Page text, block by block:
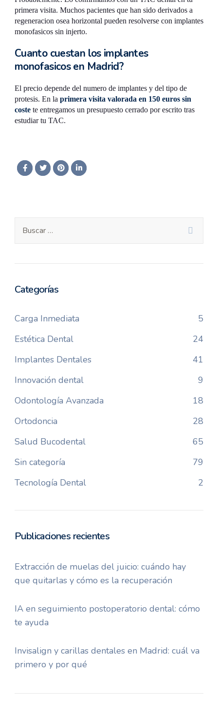
primera visita. Muchos pacientes que han sido derivados a
regeneracion osea horizontal pueden resolverse con implantes
monofasicos sin injerto.
Cuanto cuestan los implantes
monofasicos en Madrid?
El precio depende del numero de implantes y del tipo de
protesis. En la primera visita valorada en 150 euros sin
coste te entregamos un presupuesto cerrado por escrito tras
estudiar tu TAC.
Categorías
Carga Inmediata
5
Estética Dental
24
Implantes Dentales
41
Innovación dental
9
Odontología Avanzada
18
Ortodoncia
28
Salud Bucodental
65
Sin categoría
79
Tecnología Dental
2
Publicaciones recientes
Extracción de muelas del juicio: cuándo hay
que quitarlas y cómo es la recuperación
IA en seguimiento postoperatorio dental: cómo
te ayuda
Invisalign y carillas dentales en Madrid: cuál va
primero y por qué